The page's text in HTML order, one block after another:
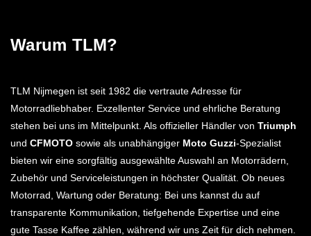
Warum TLM?
TLM Nijmegen ist seit 1982 die vertraute Adresse für
Motorradliebhaber. Exzellenter Service und ehrliche Beratung
stehen bei uns im Mittelpunkt. Als offizieller Händler von Triumph
und CFMOTO sowie als unabhängiger Moto Guzzi-Spezialist
bieten wir eine sorgfältig ausgewählte Auswahl an Motorrädern,
Zubehör und Serviceleistungen in höchster Qualität. Ob neues
Motorrad, Wartung oder Beratung: Bei uns kannst du auf
transparente Kommunikation, tiefgehende Expertise und eine
gute Tasse Kaffee zählen, während wir uns Zeit für dich nehmen.